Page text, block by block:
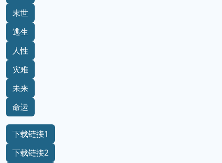
末世
逃生
人性
灾难
未来
命运
下载链接1
下载链接2